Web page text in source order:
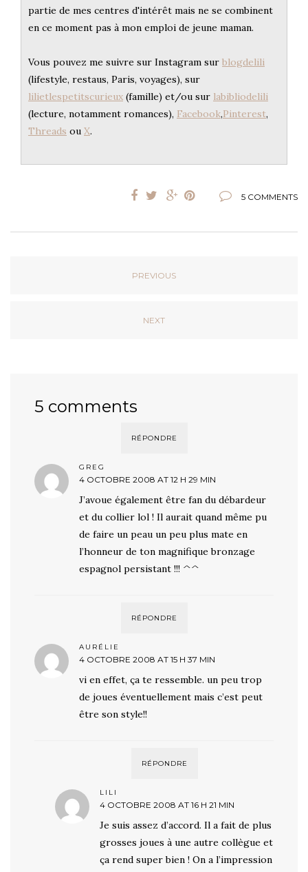
partie de mes centres d'intérêt mais ne se combinent
en ce moment pas à mon emploi de jeune maman.
Vous pouvez me suivre sur Instagram sur blogdelili
(lifestyle, restaus, Paris, voyages), sur
lilietlespetitscurieux (famille) et/ou sur labibliodelili
(lecture, notamment romances), Facebook,Pinterest,
Threads ou X.
5 COMMENTS
PREVIOUS
NEXT
5 comments
RÉPONDRE
GREG
4 OCTOBRE 2008 AT 12 H 29 MIN
J’avoue également être fan du débardeur
et du collier lol ! Il aurait quand même pu
de faire un peau un peu plus mate en
l’honneur de ton magnifique bronzage
espagnol persistant !!! ^^
RÉPONDRE
AURÉLIE
4 OCTOBRE 2008 AT 15 H 37 MIN
vi en effet, ça te ressemble. un peu trop
de joues éventuellement mais c’est peut
être son style!!
RÉPONDRE
LILI
4 OCTOBRE 2008 AT 16 H 21 MIN
Je suis assez d’accord. Il a fait de plus
grosses joues à une autre collègue et
ça rend super bien ! On a l’impression